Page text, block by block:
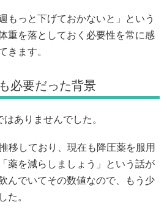
もっと下げておかないと」という
重を落としておく必要性を常に感
きます。
必要だった背景
ありませんでした。
移しており、現在も降圧薬を服用
薬を減らしましょう」という話が
んでいてその数値なので、もう少
た。